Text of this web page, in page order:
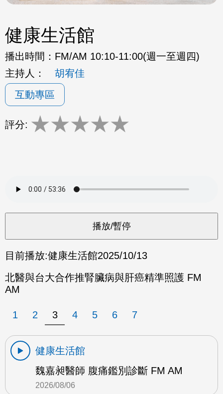
健康生活館
播出時間： FM/AM 10:10-11:00(週一至週四)
主持人：
胡宥佳
互動專區
評分: ★★★★★
目前播放:健康生活館2025/10/13
北醫與台大合作推腎臟病與肝癌精準照護 FM
AM
1 2 3 4 5 6 7
健康生活館
魏嘉昶醫師 腹痛鑑別診斷 FM AM
2026/08/06